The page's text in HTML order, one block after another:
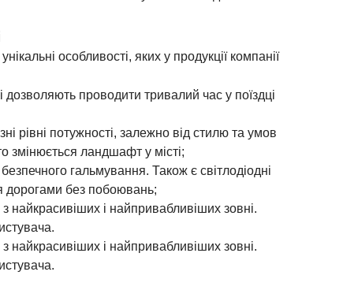
особливості, яких у продукції компанії
проводити тривалий час у поїздці
рівні потужності, залежно від стилю та умов
змінюється ландшафт у місті;
гальмування. Також є світлодіодні
дорогами без побоювань;
найкрасивіших і найпривабливіших зовні.
найкрасивіших і найпривабливіших зовні.